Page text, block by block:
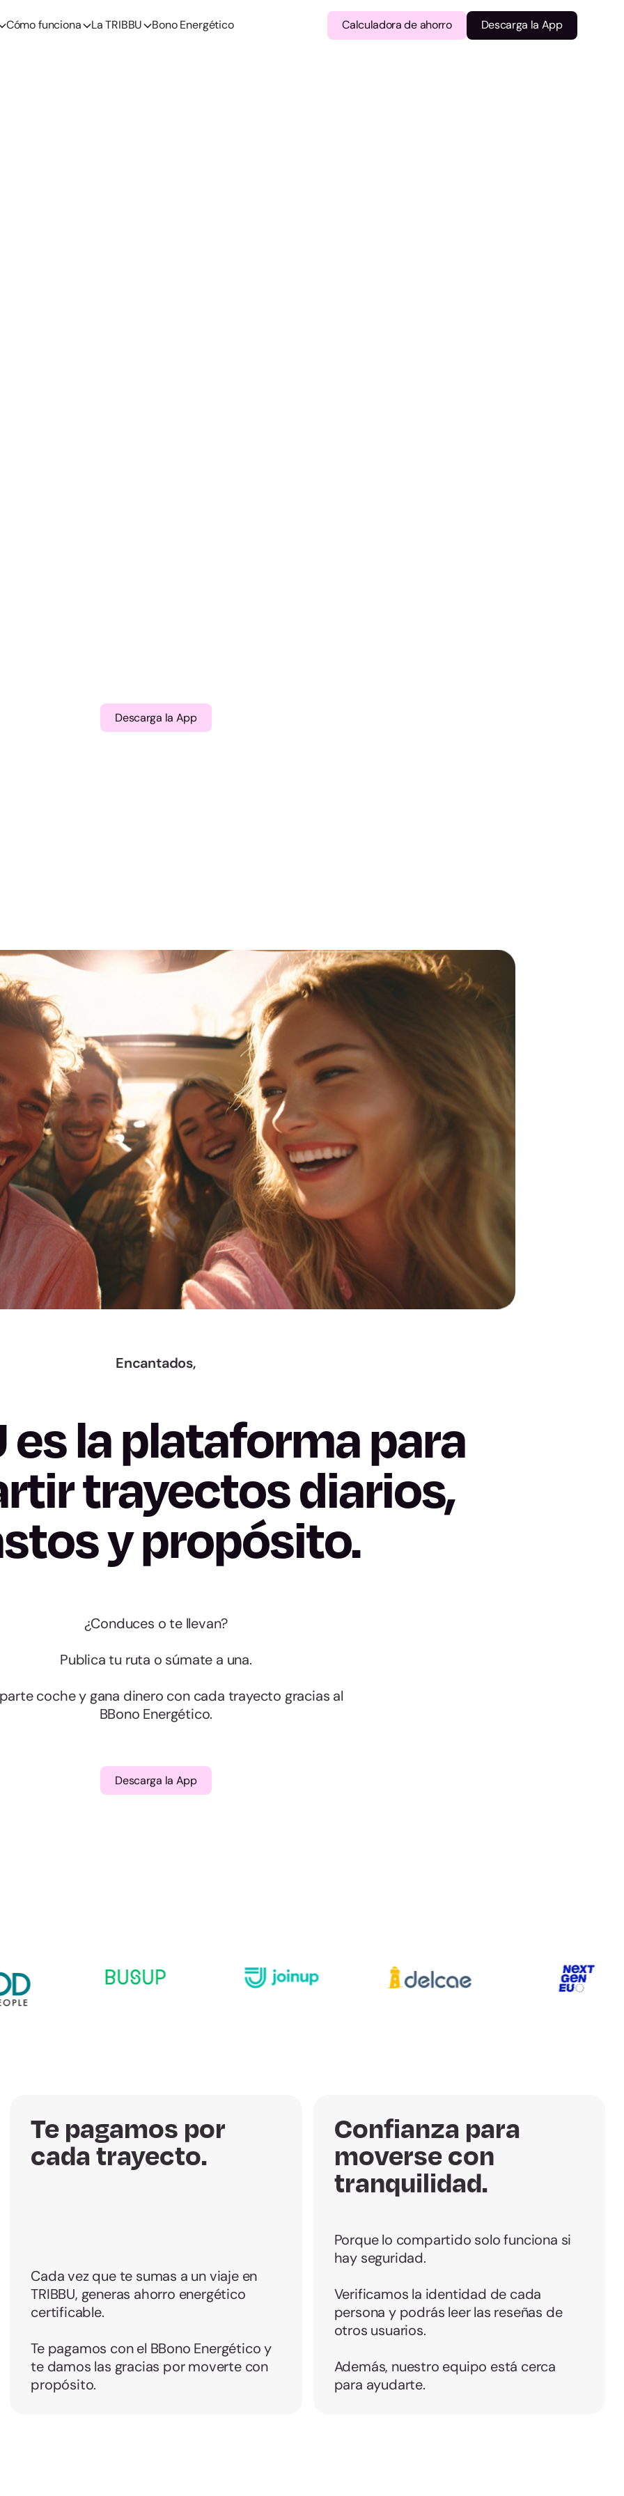
Cómo funciona La TRIBBU Bono Energético Calculadora de ahorro Descarga la App
Descarga la App
Encantados,
es la plataforma para
trayectos diarios,
y propósito.
¿Conduces o te llevan?
Publica tu ruta o súmate a una.
coche y gana dinero con cada trayecto gracias al
BBono Energético.
Descarga la App
Te pagamos por
cada trayecto.
Cada vez que te sumas a un viaje en
TRIBBU, generas ahorro energético
certificable.
Te pagamos con el BBono Energético y
te damos las gracias por moverte con
propósito.
Confianza para
moverse con
tranquilidad.
Porque lo compartido solo funciona si
hay seguridad.
Verificamos la identidad de cada
persona y podrás leer las reseñas de
otros usuarios.
Además, nuestro equipo está cerca
para ayudarte.